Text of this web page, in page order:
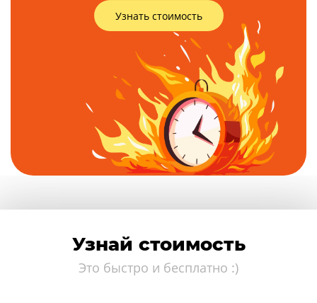
Узнать стоимость
Узнай стоимость
Это быстро и бесплатно :)